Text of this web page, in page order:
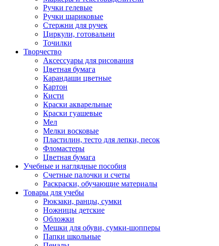
Ручки гелевые
Ручки шариковые
Стержни для ручек
Циркули, готовальни
Точилки
Творчество
Аксессуары для рисования
Цветная бумага
Карандаши цветные
Картон
Кисти
Краски акварельные
Краски гуашевые
Мел
Мелки восковые
Пластилин, тесто для лепки, песок
Фломастеры
Цветная бумага
Учебные и наглядные пособия
Счетные палочки и счеты
Раскраски, обучающие материалы
Товары для учебы
Рюкзаки, ранцы, сумки
Ножницы детские
Обложки
Мешки для обуви, сумки-шопперы
Папки школьные